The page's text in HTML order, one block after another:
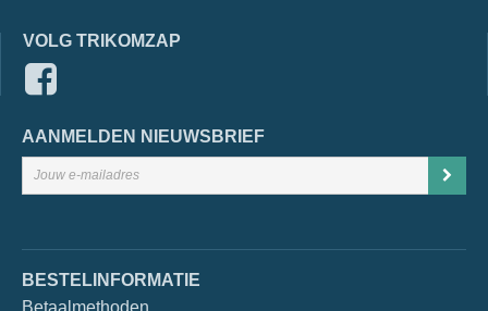
VOLG TRIKOMZAP
AANMELDEN NIEUWSBRIEF
BESTELINFORMATIE
Betaalmethoden